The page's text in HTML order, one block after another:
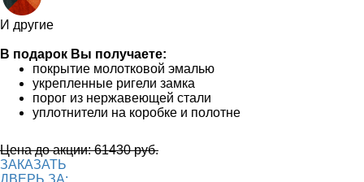
И другие
В подарок Вы получаете:
покрытие молотковой эмалью
укрепленные ригели замка
порог из нержавеющей стали
уплотнители на коробке и полотне
Цена до акции: 61430 руб.
ЗАКАЗАТЬ